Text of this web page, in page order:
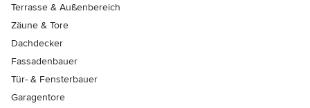
Terrasse & Außenbereich
Zäune & Tore
Dachdecker
Fassadenbauer
Tür- & Fensterbauer
Garagentore